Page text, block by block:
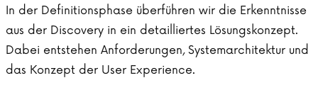
In der Definitionsphase überführen wir die Erkenntnisse
aus der Discovery in ein detailliertes Lösungskonzept.
Dabei entstehen Anforderungen, Systemarchitektur und
das Konzept der User Experience.